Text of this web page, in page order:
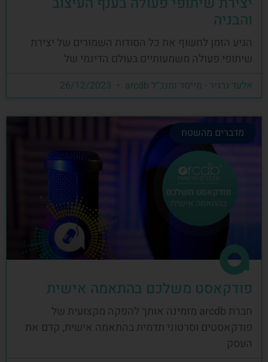
והבניה
הגיע הזמן לחשוף את כל הסודות השמורים של יצירת
שיתופי פעולה משמעותיים בעולם הדינמי של
אלעד גרגיר - מייסד ומנכ"ל arcdb
מדברים מהשטח
פודקאסט משלכם בהתאמה אישית
חברת arcdb מזמינה אותך להפקה מקצועית של
פודקאסטים וסרטוני תדמית בהתאמה אישית, קדם את
העסק